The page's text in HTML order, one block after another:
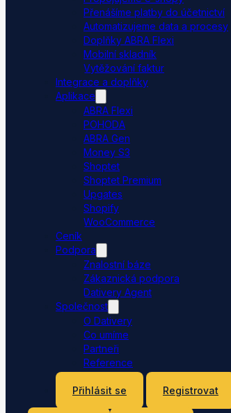
Přenášíme platby do účetnictví
Automatizujeme data a procesy
Doplňky ABRA Flexi
Mobilní skladník
Vytěžování faktur
Integrace a doplňky
Aplikace
ABRA Flexi
POHODA
ABRA Gen
Money S3
Shoptet
Shoptet Premium
Upgates
Shopify
WooCommerce
Ceník
Podpora
Znalostní báze
Zákaznická podpora
Dativery Agent
Společnost
O Dativery
Co umíme
Partneři
Reference
Přihlásit se
Registrovat